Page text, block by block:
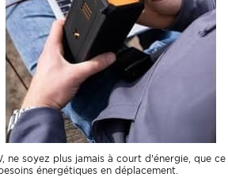
soyez plus jamais à court d'énergie, que
énergétiques en déplacement.